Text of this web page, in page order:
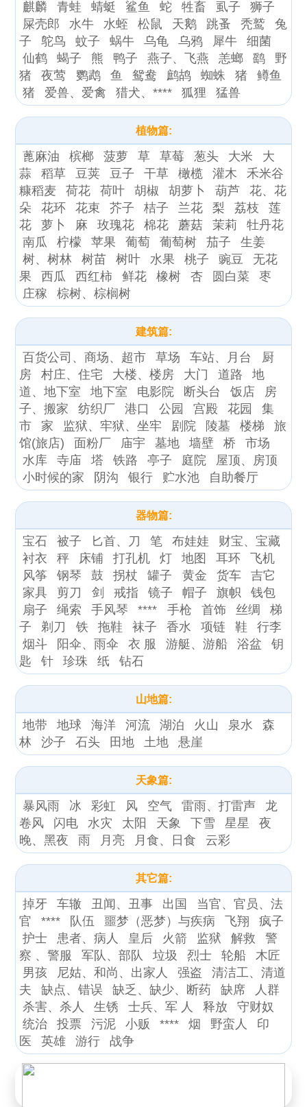
麒麟
青蛙 蜻蜓 鲨鱼 蛇 牲畜 虱子
狮子
屎壳郎
水牛 水蛭 松鼠 天鹅 跳蚤 秃鹫
兔
子
鸵鸟 蚊子 蜗牛 乌龟 乌鸦 犀牛
细菌
仙鹤
蝎子 熊 鸭子 燕子、飞燕 恙螂 鹞
野
猪
夜莺 鹦鹉 鱼 鸳鸯 鹧鸪 蜘蛛 猪
鳟鱼
猪
爱兽、爱禽 猎犬、**** 狐狸 猛兽
植物篇:
蓖麻油 槟榔 菠萝 草 草莓 葱头 大米
大
蒜
稻草 豆荚 豆子 干草 橄榄 灌木
禾米谷
糠稻麦
荷花 荷叶 胡椒 胡萝卜 葫芦
花、花
朵
花环 花束 芥子 桔子 兰花 梨 荔枝
莲
花
萝卜 麻 玫瑰花 棉花 蘑菇 茉莉
牡丹花
南瓜
柠檬 苹果 葡萄 葡萄树 茄子
生姜
树、树林
树苗 树叶 水果 桃子 豌豆
无花
果
西瓜 西红柿 鲜花 橡树 杏 圆白菜
枣
庄稼
棕树、棕榈树
建筑篇:
百货公司、商场、超市 草场 车站、月台
厨
房
村庄、住宅 大楼、楼房 大门 道路
地
道、地下室
地下室 电影院 断头台 饭店
房
子、搬家
纺织厂 港口 公园 宫殿 花园
集
市
家 监狱、牢狱、坐牢 剧院 陵墓 楼梯
旅
馆(旅店)
面粉厂 庙宇 墓地 墙壁 桥
市场
水库
寺庙 塔 铁路 亭子 庭院
屋顶、房顶
小时候的家
阴沟 银行 贮水池 自助餐厅
器物篇:
宝石 被子 匕首、刀 笔 布娃娃
财宝、宝藏
衬衣
秤 床铺 打孔机 灯 地图 耳环
飞机
风筝
钢琴 鼓 拐杖 罐子 黄金 货车
吉它
家具
剪刀 剑 戒指 镜子 帽子 旗帜
钱包
扇子
绳索 手风琴 **** 手枪 首饰 丝绸
梯
子
剃刀 铁 拖鞋 袜子 香水 项链 鞋
行李
烟斗
阳伞、雨伞 衣 服 游艇、游船 浴盆
钥
匙
针 珍珠 纸 钻石
山地篇:
地带 地球 海洋 河流 湖泊 火山 泉水
森
林
沙子 石头 田地 土地 悬崖
天象篇:
暴风雨 冰 彩虹 风 空气 雷雨、打雷声
龙
卷风
闪电 水灾 太阳 天象 下雪 星星
夜
晚、黑夜
雨 月亮 月食、日食 云彩
其它篇:
掉牙 车辙 丑闻、丑事 出国
当官、官员、法
官
**** 队伍 噩梦（恶梦）与疾病 飞翔
疯子
护士
患者、病人 皇后 火箭 监狱 解救
警
察 、警服
军队、部队 垃圾 烈士 轮船
木匠
男孩
尼姑、和尚、出家人 强盗
清洁工、清道
夫
缺点、错误 缺乏、缺少、断药 缺席
人群
杀害、杀人
生锈 士兵、军 人 释放
守财奴
统治
投票 污泥 小贩 **** 烟 野蛮人
印
医
英雄 游行 战争